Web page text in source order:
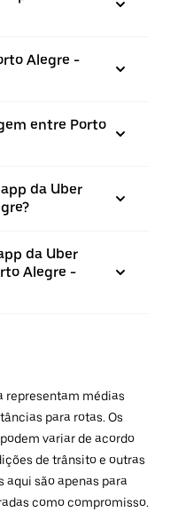
Alegre -
entre Porto
da Uber
da Uber
Alegre -
representam médias
para rotas. Os
variar de acordo
de trânsito e outras
aqui são apenas para
como compromisso.